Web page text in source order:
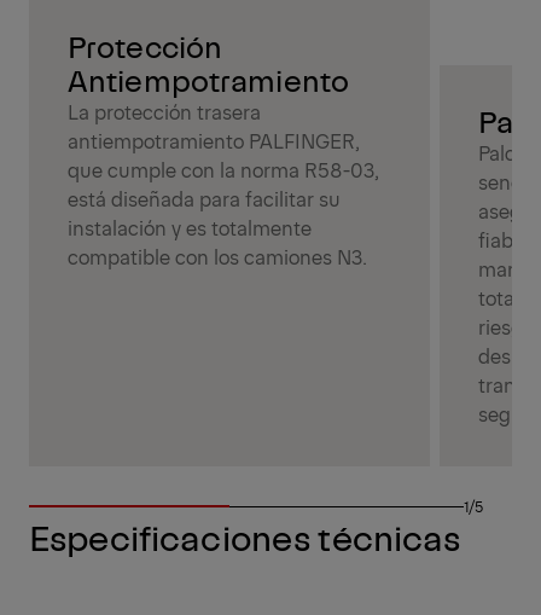
Protección
Antiempotramiento
La protección trasera
antiempotramiento PALFINGER,
que cumple con la norma R58-03,
está diseñada para facilitar su
instalación y es totalmente
compatible con los camiones N3.
fiable
riesgo
1/5
Especificaciones técnicas